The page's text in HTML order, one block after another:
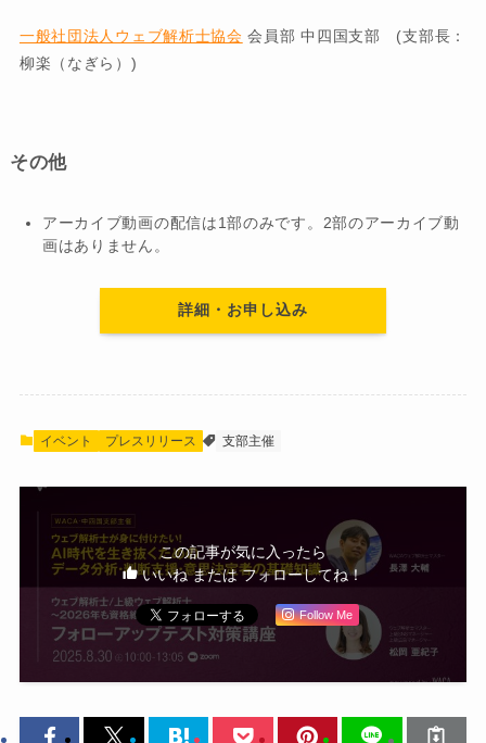
一般社団法人ウェブ解析士協会 会員部 中四国支部 (支部長：
柳楽（なぎら）)
その他
アーカイブ動画の配信は1部のみです。2部のアーカイブ動
画はありません。
詳細・お申し込み
イベント プレスリリース 支部主催
この記事が気に入ったら
いいね または フォローしてね！
Follow Me